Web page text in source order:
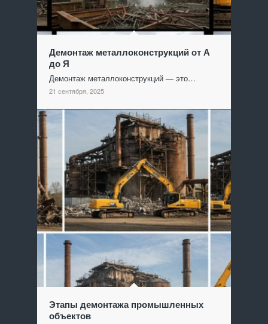
Демонтаж металлоконструкций от А
до Я
Демонтаж металлоконструкций — это…
21 сентября, 2025
Этапы демонтажа промышленных
объектов